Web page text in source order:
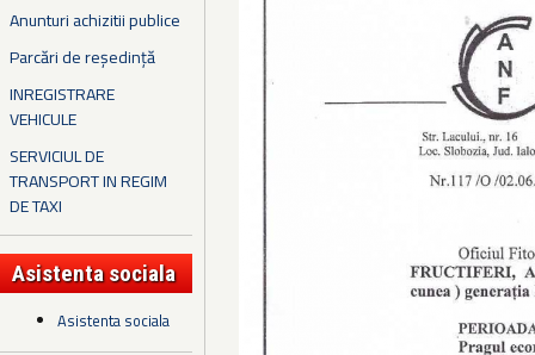
Anunturi achizitii publice
Parcări de reședință
INREGISTRARE
VEHICULE
SERVICIUL DE
TRANSPORT IN REGIM
DE TAXI
Asistenta sociala
Asistenta sociala